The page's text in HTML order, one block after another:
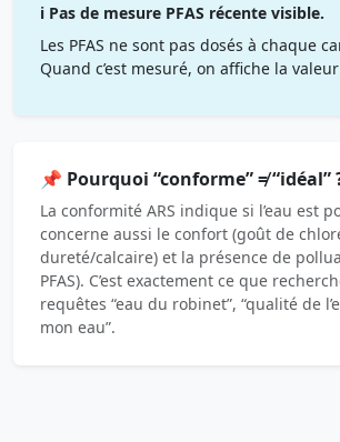
ℹ️ Pas de mesure PFAS récente visible.
Les PFAS ne sont pas dosés à chaque
Quand c’est mesuré, on affiche la
📌 Pourquoi “conforme” ≠ “idéal”
La conformité ARS indique si l’eau est
concerne aussi le confort (goût de
dureté/calcaire) et la présence de
PFAS). C’est exactement ce que
requêtes “eau du robinet”, “qualité de
mon eau”.